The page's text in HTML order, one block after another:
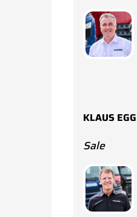
KLAUS
Sale